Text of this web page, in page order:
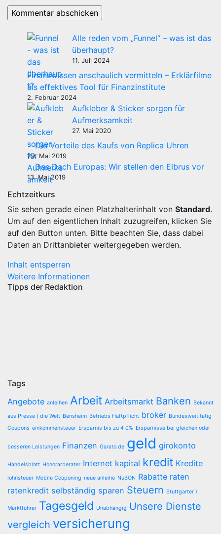
Alle reden vom „Funnel“ – was ist das
überhaupt?
11. Juli 2024
Finanzwissen anschaulich vermitteln – Erklärfilme
als effektives Tool für Finanzinstitute
2. Februar 2024
Aufkleber & Sticker sorgen für
Aufmerksamkeit
27. Mai 2020
Die Vorteile des Kaufs von Replica Uhren
29. Mai 2019
Das Dach Europas: Wir stellen den Elbrus vor
13. Mai 2019
Echtzeitkurs
Sie sehen gerade einen Platzhalterinhalt von Standard.
Um auf den eigentlichen Inhalt zuzugreifen, klicken Sie
auf den Button unten. Bitte beachten Sie, dass dabei
Daten an Drittanbieter weitergegeben werden.
Inhalt entsperren
Weitere Informationen
Tipps der Redaktion
Tags
Angebote anleihen Arbeit Arbeitsmarkt Banken Bekannt
aus Presse ( die Welt Bensheim Betriebs Haftpflicht broker Bundesweit tätig
Coupons einkommensteuer Ersparnis bis zu 4 0% Ersparnisse bei gleichen oder
besseren Leistungen Finanzen Garato.de geld girokonto
Handelsblatt Honorarberater Internet kapital kredit Kredite
lohnsteuer Mobile Couponing neue anleihe NuBON Rabatte raten
ratenkredit selbständig sparen Steuern Stuttgarter )
Marktführer Tagesgeld Unabhängig Unsere Dienste
vergleich versicherung